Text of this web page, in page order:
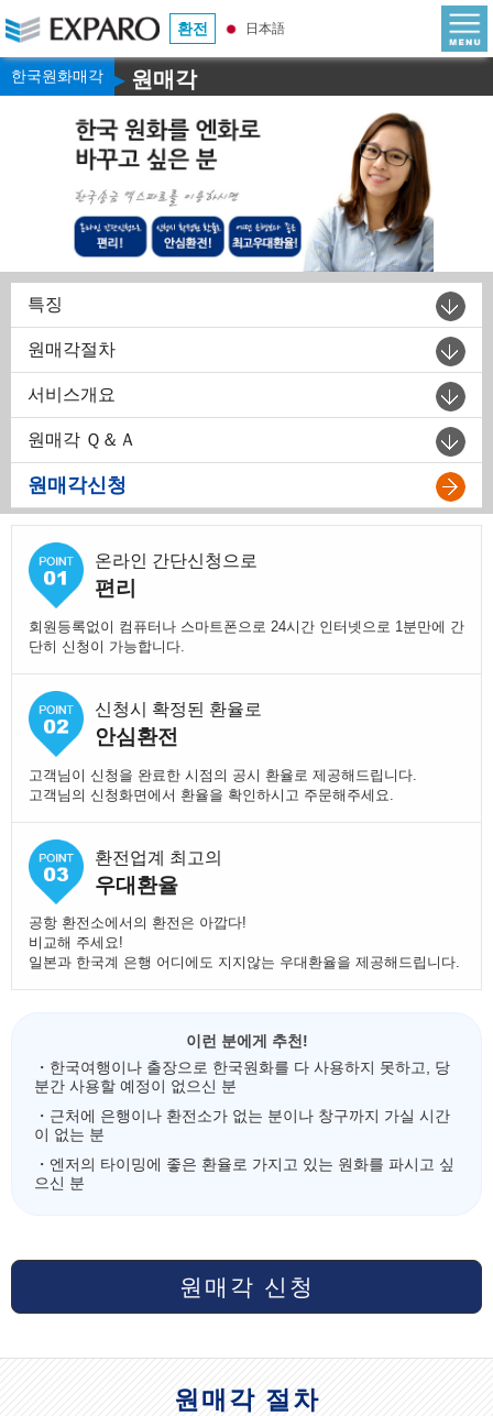
환전 日本語
한국원화매각 ▶원매각
특징
원매각절차
서비스개요
원매각 Ｑ＆Ａ
원매각신청
온라인 간단신청으로
편리
회원등록없이 컴퓨터나 스마트폰으로 24시간 인터넷으로 1분만에 간
단히 신청이 가능합니다.
신청시 확정된 환율로
안심환전
고객님이 신청을 완료한 시점의 공시 환율로 제공해드립니다.
고객님의 신청화면에서 환율을 확인하시고 주문해주세요.
환전업계 최고의
우대환율
공항 환전소에서의 환전은 아깝다!
비교해 주세요!
일본과 한국계 은행 어디에도 지지않는 우대환율을 제공해드립니다.
이런 분에게 추천!
・한국여행이나 출장으로 한국원화를 다 사용하지 못하고, 당
분간 사용할 예정이 없으신 분
・근처에 은행이나 환전소가 없는 분이나 창구까지 가실 시간
이 없는 분
・엔저의 타이밍에 좋은 환율로 가지고 있는 원화를 파시고 싶
으신 분
원매각 신청
원매각 절차